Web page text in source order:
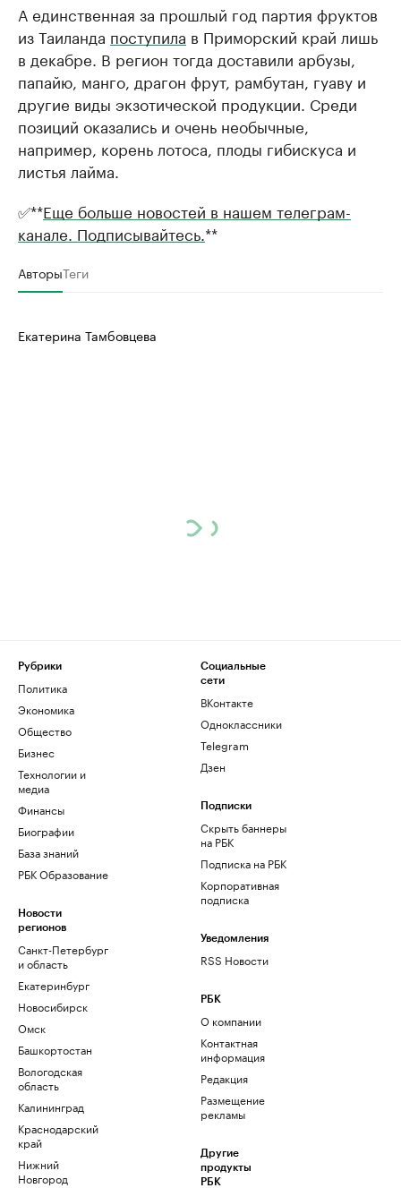
А единственная за прошлый год партия фруктов
из Таиланда поступила в Приморский край лишь
в декабре. В регион тогда доставили арбузы,
папайю, манго, драгон фрут, рамбутан, гуаву и
другие виды экзотической продукции. Среди
позиций оказались и очень необычные,
например, корень лотоса, плоды гибискуса и
листья лайма.
✅**Еще больше новостей в нашем телеграм-
канале. Подписывайтесь. **
АвторыТеги
Екатерина Тамбовцева
Рубрики
Политика
Экономика
Общество
Бизнес
Технологии и
медиа
Финансы
Биографии
База знаний
РБК Образование
Новости
регионов
Санкт-Петербург
и область
Екатеринбург
Новосибирск
Омск
Башкортостан
Вологодская
область
Калининград
Краснодарский
край
Нижний
Новгород
Социальные
сети
ВКонтакте
Одноклассники
Telegram
Дзен
Подписки
Скрыть баннеры
на РБК
Подписка на РБК
Корпоративная
подписка
Уведомления
RSS Новости
РБК
О компании
Контактная
информация
Редакция
Размещение
рекламы
Другие
продукты
РБК